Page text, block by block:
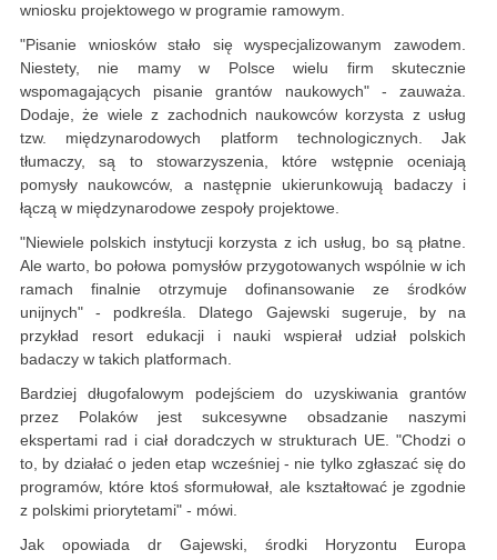
wniosku projektowego w programie ramowym.
"Pisanie wniosków stało się wyspecjalizowanym zawodem.
Niestety, nie mamy w Polsce wielu firm skutecznie
wspomagających pisanie grantów naukowych" - zauważa.
Dodaje, że wiele z zachodnich naukowców korzysta z usług
tzw. międzynarodowych platform technologicznych. Jak
tłumaczy, są to stowarzyszenia, które wstępnie oceniają
pomysły naukowców, a następnie ukierunkowują badaczy i
łączą w międzynarodowe zespoły projektowe.
"Niewiele polskich instytucji korzysta z ich usług, bo są płatne.
Ale warto, bo połowa pomysłów przygotowanych wspólnie w ich
ramach finalnie otrzymuje dofinansowanie ze środków
unijnych" - podkreśla. Dlatego Gajewski sugeruje, by na
przykład resort edukacji i nauki wspierał udział polskich
badaczy w takich platformach.
Bardziej długofalowym podejściem do uzyskiwania grantów
przez Polaków jest sukcesywne obsadzanie naszymi
ekspertami rad i ciał doradczych w strukturach UE. "Chodzi o
to, by działać o jeden etap wcześniej - nie tylko zgłaszać się do
programów, które ktoś sformułował, ale kształtować je zgodnie
z polskimi priorytetami" - mówi.
Jak opowiada dr Gajewski, środki Horyzontu Europa